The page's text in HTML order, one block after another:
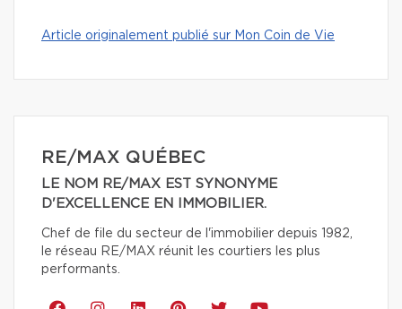
Article originalement publié sur Mon Coin de Vie
RE/MAX QUÉBEC
LE NOM RE/MAX EST SYNONYME
D'EXCELLENCE EN IMMOBILIER.
Chef de file du secteur de l'immobilier depuis 1982,
le réseau RE/MAX réunit les courtiers les plus
performants.